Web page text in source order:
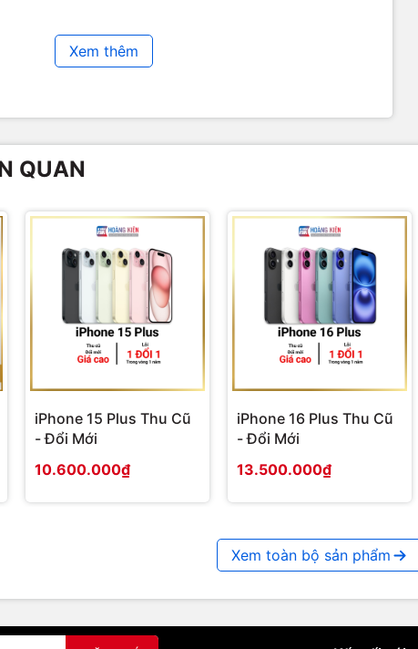
Xem thêm
QUAN
iPhone 15 Plus Thu Cũ
- Đổi Mới
10.600.000₫
iPhone 16 Plus Thu Cũ
- Đổi Mới
13.500.000₫
Xem toàn bộ sản phẩm